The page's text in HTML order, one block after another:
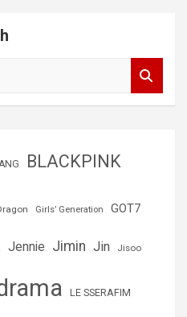
BLACKPINK
Girls’ Generation GOT7
Jennie Jimin Jin Jisoo
LE SSERAFIM